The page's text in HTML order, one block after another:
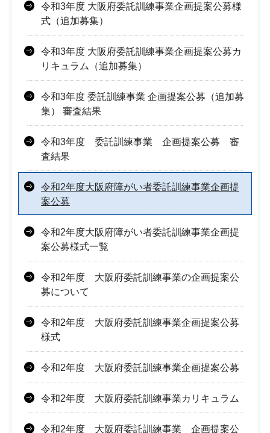
令和3年度 大阪府委託訓練事業企画提案公募様
式（追加募集）
令和3年度 大阪府委託訓練事業企画提案公募カ
リキュラム（追加募集）
令和3年度 委託訓練事業 企画提案公募（追加募
集） 審査結果
令和3年度 委託訓練事業 企画提案公募 審
査結果
令和2年度大阪府障がい者委託訓練事業企画提
案公募
令和2年度大阪府障がい者委託訓練事業企画提
案公募様式一覧
令和2年度 大阪府委託訓練事業の企画提案公
募について
令和2年度 大阪府委託訓練事業企画提案公募
様式
令和2年度 大阪府委託訓練事業企画提案公募
令和2年度 大阪府委託訓練事業カリキュラム
令和2年度 大阪府委託訓練事業 企画提案公